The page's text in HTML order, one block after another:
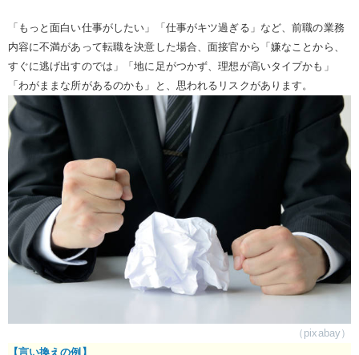
「もっと面白い仕事がしたい」「仕事がキツ過ぎる」など、前職の業務
内容に不満があって転職を決意した場合、面接官から「嫌なことから、
すぐに逃げ出すのでは」「地に足がつかず、理想が高いタイプかも」
「わがままな所があるのかも」と、思われるリスクがあります。
（pixabay）
【言い換えの例】